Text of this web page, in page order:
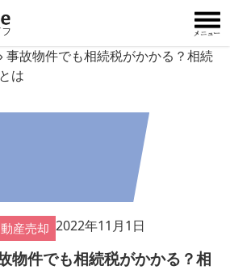
›事故物件でも相続税がかかる？相続
は
産売却 2022年11月1日
物件でも相続税がかかる？相